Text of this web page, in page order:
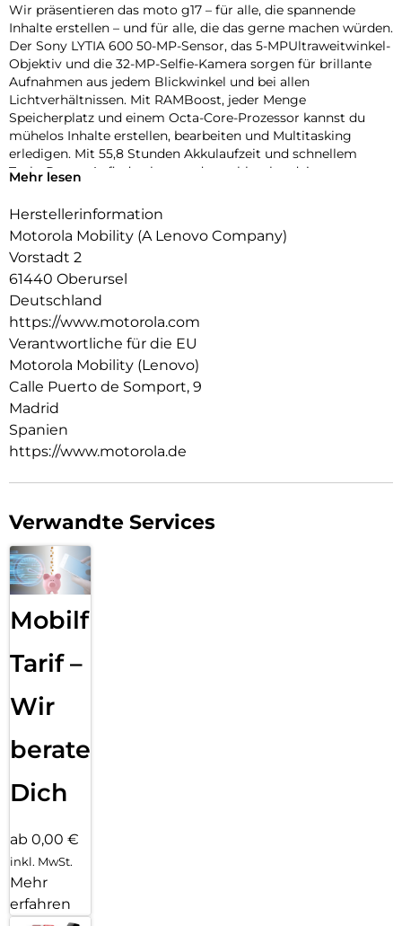
Wir präsentieren das moto g17 – für alle, die spannende
Inhalte erstellen – und für alle, die das gerne machen würden.
Der Sony LYTIA 600 50-MP-Sensor, das 5-MPUltraweitwinkel-
Objektiv und die 32-MP-Selfie-Kamera sorgen für brillante
Aufnahmen aus jedem Blickwinkel und bei allen
Lichtverhältnissen. Mit RAMBoost, jeder Menge
Speicherplatz und einem Octa-Core-Prozessor kannst du
mühelos Inhalte erstellen, bearbeiten und Multitasking
erledigen. Mit 55,8 Stunden Akkulaufzeit und schnellem
TurboPower-Aufladen kannst du problemlos deine
dir deine Creators,Reels und Videos auf einem scharfen,
und Dolby Atmos-Sound an. Und das alles mit einem
hochwertigen Look-and-Feel, und in einer Qualität, die auf
Langlebigkeit ausgelegt ist. Das neue moto g17 ist in jeder
Hinsicht ein Gewinner.
Mehr lesen
Herstellerinformation
Motorola Mobility (A Lenovo Company)
Vorstadt 2
61440 Oberursel
Deutschland
https://www.motorola.com
Verantwortliche für die EU
Motorola Mobility (Lenovo)
Calle Puerto de Somport, 9
Madrid
Spanien
https://www.motorola.de
Verwandte Services
Mobilfunk
Tarif –
Wir
beraten
Dich
ab 0,00 €
inkl. MwSt.
Mehr
erfahren